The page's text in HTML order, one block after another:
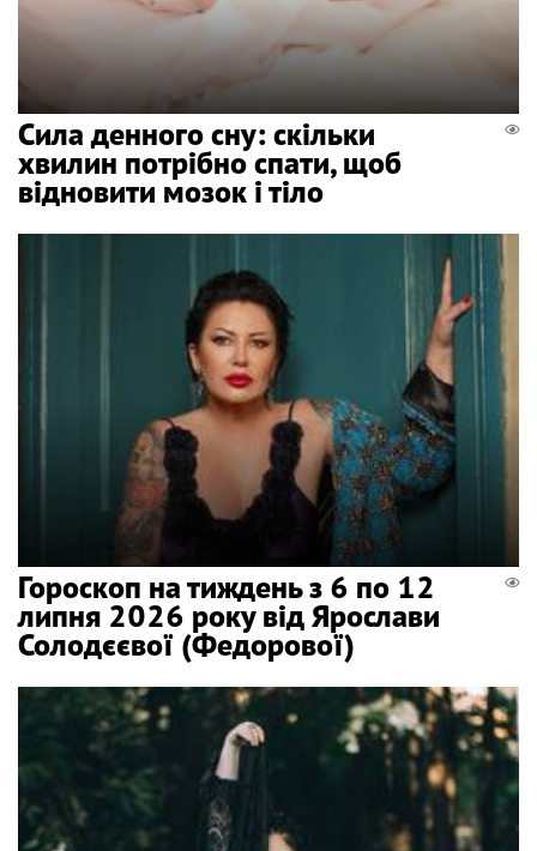
Сила денного сну: скільки
хвилин потрібно спати, щоб
відновити мозок і тіло
Гороскоп на тиждень з 6 по 12
липня 2026 року від Ярослави
Солодєєвої (Федорової)